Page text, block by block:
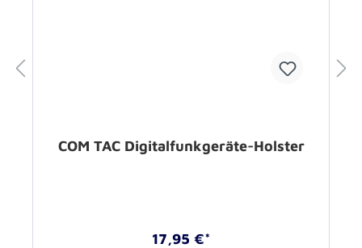
COM TAC Digitalfunkgeräte-Holster
17,95 €*